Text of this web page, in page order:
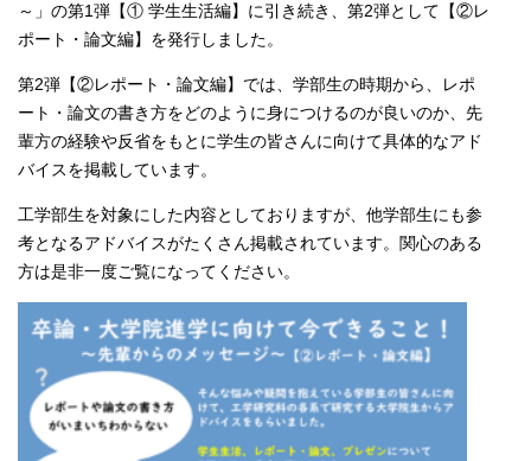
～」の第1弾【① 学生生活編】に引き続き、第2弾として 【②レ
ポート・論文編】を発行しました。
第2弾【②レポート・論文編】では、学部生の時期から、レポ
ート・論文の書き方をどのように身につけるのが良いのか、先
輩方の経験や反省をもとに学生の皆さんに向けて具体的なアド
バイスを掲載しています。
工学部生を対象にした内容としておりますが、他学部生にも参
考となるアドバイスがたくさん掲載されています。関心のある
方は是非一度ご覧になってください。